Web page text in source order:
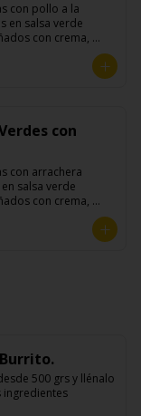
con pollo a la
en salsa verde
con crema,
con
con arrachera
salsa verde
con crema,
500 grs y llénalo
ingredientes